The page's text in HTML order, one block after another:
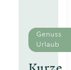
Genuss
Urlaub